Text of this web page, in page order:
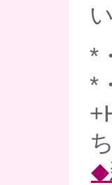
*
*・
◆